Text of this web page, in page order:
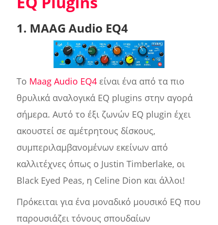
1. MAAG Audio EQ4
Το Maag Audio EQ4είναι ένα από τα πιο
θρυλικά αναλογικά EQ plugins στην αγορά
σήμερα. Αυτό το έξι ζωνών EQ plugin έχει
ακουστεί σε αμέτρητους δίσκους,
συμπεριλαμβανομένων εκείνων από
καλλιτέχνες όπως ο Justin Timberlake, οι
Black Eyed Peas, η Celine Dion και άλλοι!
Πρόκειται για ένα μοναδικό μουσικό EQ που
παρουσιάζει τόνους σπουδαίων